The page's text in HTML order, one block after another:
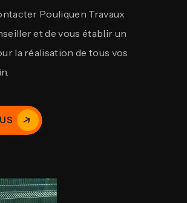
Pouliquen Travaux
et de vous établir un
la réalisation de tous vos